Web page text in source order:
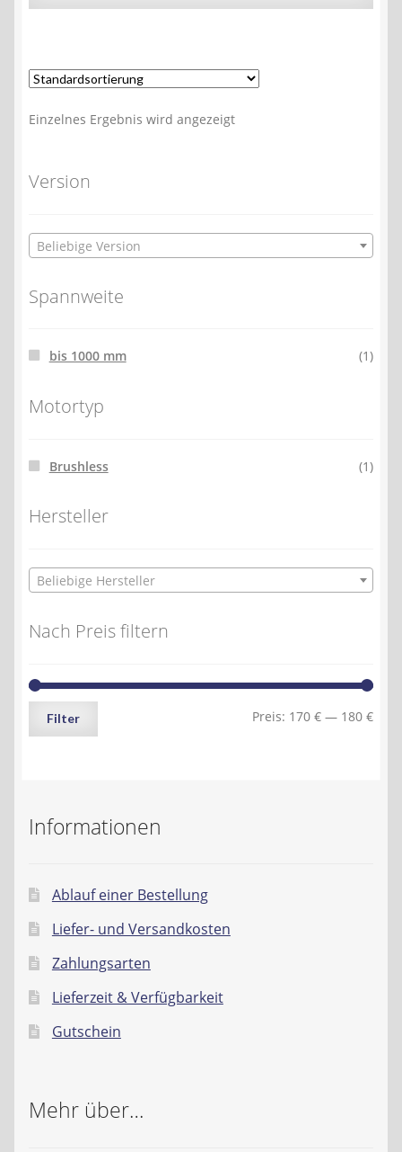
Einzelnes Ergebnis wird angezeigt
Version
Beliebige Version
Spannweite
bis 1000 mm (1)
Motortyp
Brushless (1)
Hersteller
Beliebige Hersteller
Nach Preis filtern
Min.
Max.
Filter Preis: 170 € — 180 €
Informationen
Ablauf einer Bestellung
Liefer- und Versandkosten
Zahlungsarten
Lieferzeit & Verfügbarkeit
Gutschein
Mehr über…